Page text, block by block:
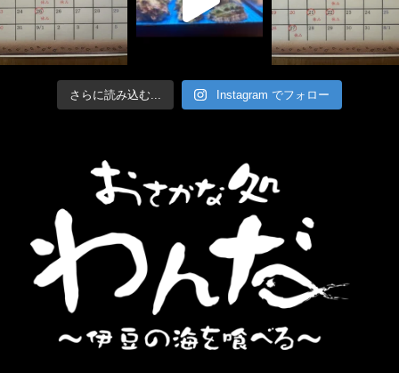
さらに読み込む... Instagram でフォロー